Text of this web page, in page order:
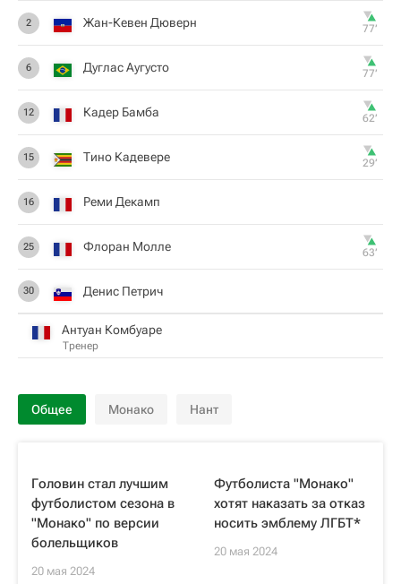
2 Жан-Кевен Дюверн 77‎’‎
6 Дуглас Аугусто 77‎’‎
12 Кадер Бамба 62‎’‎
15 Тино Кадевере 29‎’‎
16 Реми Декамп
25 Флоран Молле 63‎’‎
30 Денис Петрич
Антуан Комбуаре
Тренер
Общее Монако Нант
Головин стал лучшим
футболистом сезона в
"Монако" по версии
болельщиков
20 мая 2024
Футболиста "Монако"
хотят наказать за отказ
носить эмблему ЛГБТ*
20 мая 2024